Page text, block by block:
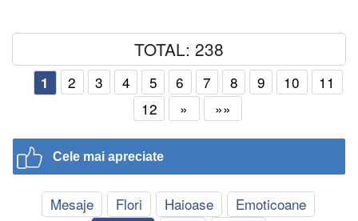
TOTAL: 238
1 2 3 4 5 6 7 8 9 10
11
12
» »»
Cele mai apreciate
Mesaje Flori Haioase
Emoticoane